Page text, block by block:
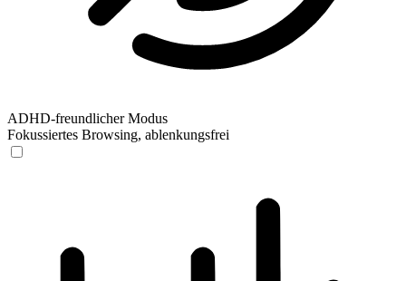
ADHD-freundlicher Modus
Fokussiertes Browsing, ablenkungsfrei